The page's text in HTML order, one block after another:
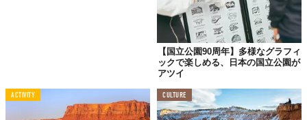
出典：環境省ホームページ
【国立公園90周年】多様なグラフィ
ックで楽しめる、日本の国立公園が
アツイ
ACTIVITY CULTURE